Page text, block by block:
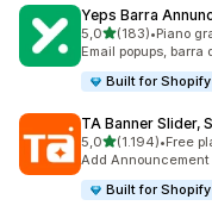
Yeps Barra
5,0stelle su 5
(183)
183 recensioni totali
•Piano
Email popups,
Built for Shopify
TA Banner Slider,
5,0stelle su 5
(1.194)
1194 recensioni
•Free
Add
Built for Shopify